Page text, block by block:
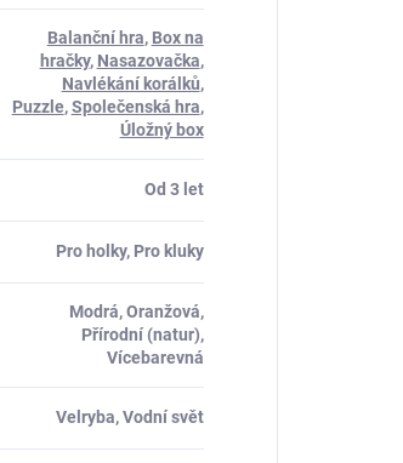
Balanční hra, Box na
hračky, Nasazovačka,
Navlékání korálků,
Puzzle,Společenská hra,
Úložný box
Od 3 let
Pro holky, Pro kluky
Modrá, Oranžová,
Přírodní (natur),
Vícebarevná
Velryba, Vodní svět